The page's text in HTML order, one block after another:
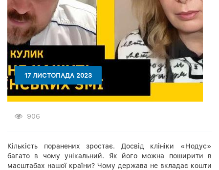
17 ЛИСТОПАДА 2023
906
Кількість поранених зростає. Досвід клініки «Нодус»
багато в чому унікальний. Як його можна поширити в
масштабах нашої країни? Чому держава не вкладає кошти